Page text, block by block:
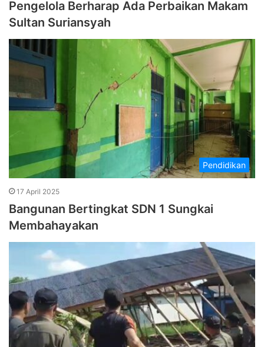
Pengelola Berharap Ada Perbaikan Makam
Sultan Suriansyah
Pendidikan
17 April 2025
Bangunan Bertingkat SDN 1 Sungkai
Membahayakan